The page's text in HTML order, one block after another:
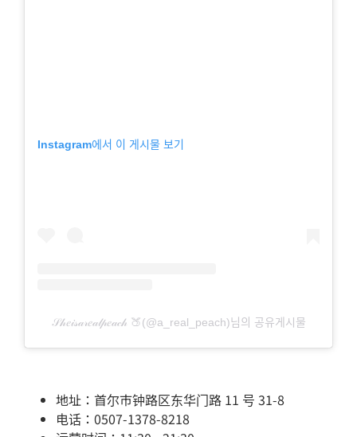
Instagram에서 이 게시물 보기
𝒮𝒽𝑒𝒾𝓈𝒶𝓇𝑒𝒶𝓁𝓅𝑒𝒶𝒸𝒽 🍑(@a_real_peach)님의 공유게시물
地址：首尔市钟路区东华门路 11 号 31-8
电话：0507-1378-8218